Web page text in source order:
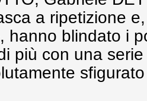
a ripetizione
hanno blindato i
più con una